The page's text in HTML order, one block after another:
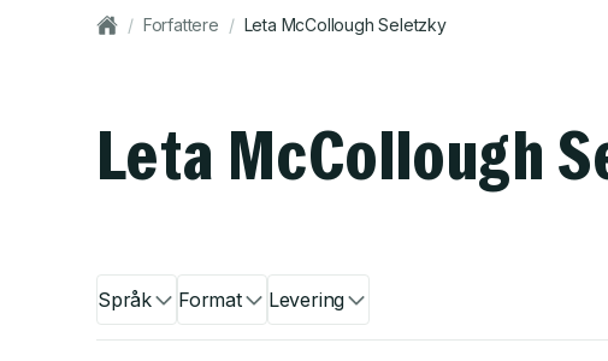
/ Forfattere / Leta McCollough Seletzky
Leta McCollough
Språk Format Levering